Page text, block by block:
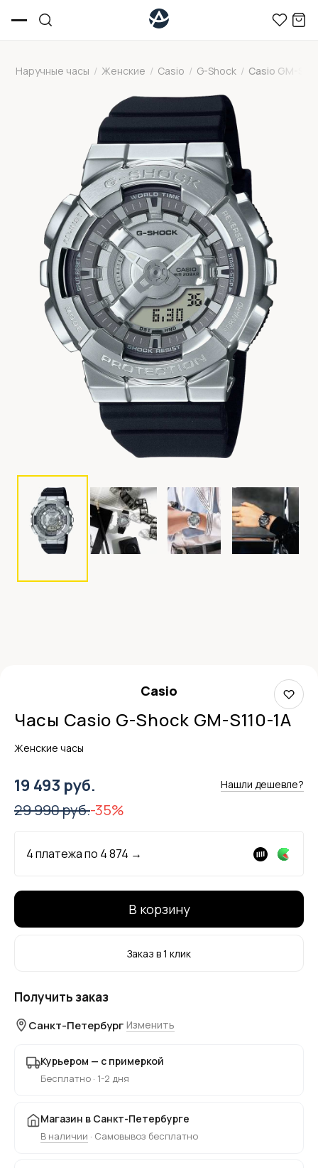
Наручные часы / Женские / Casio / G-Shock / Casio GM-
Casio
Часы Casio G-Shock GM-S110-1A
Женские часы
19 493 руб. Нашли дешевле?
29 990 руб.-35%
4 платежа по 4 874 →
В корзину
Заказ в 1 клик
Получить заказ
Санкт-Петербург Изменить
Курьером — с примеркой
Бесплатно · 1-2 дня
Магазин в Санкт-Петербурге
В наличии · Самовывоз бесплатно